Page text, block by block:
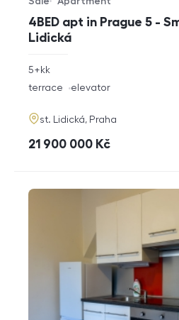
4BED apt in Prague 5 -
Lidická
Offer type
Property type
rozměry
disposition
5+kk
funkce
terrace elevator
adresa
st. Lidická, Praha
cena
21 900 000 Kč